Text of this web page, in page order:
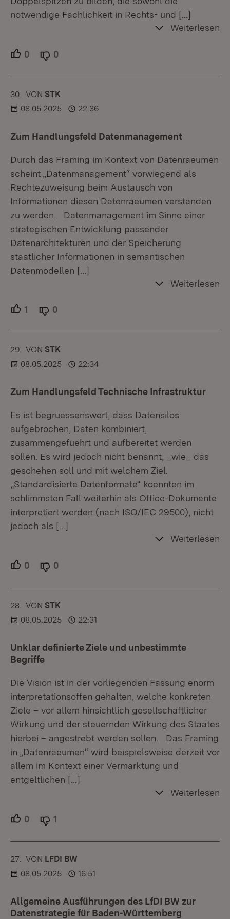
notwendige Fachlichkeit in Rechts- und […]
Weiterlesen
0 Unterstützer.
0
30. KOMMENTAR
VON :STK
08.05.2025
22:36
Zum Handlungsfeld Datenmanagement
Durch das Framing im Kontext von Datenraeumen
scheint „Datenmanagement“ vorwiegend als
Rechtezuweisung beim Austausch von
Informationen diesen Datenraeumen verstanden
zu werden. Datenmanagement im Sinne einer
strategischen Entwicklung passender
Datenarchitekturen und der Speicherung
staatlicher Informationen in semantischen
Datenmodellen […]
Weiterlesen
1 Unterstützer.
0
29. KOMMENTAR
VON :STK
08.05.2025
22:34
Zum Handlungsfeld Technische Infrastruktur
Es ist begruessenswert, dass Datensilos
aufgebrochen, Daten kombiniert,
zusammengefuehrt und aufbereitet werden
sollen. Es wird jedoch nicht benannt, _wie_ das
geschehen soll und mit welchem Ziel.
„Standardisierte Datenformate“ koennten im
schlimmsten Fall weiterhin als Office-Dokumente
interpretiert werden (nach ISO/IEC 29500), nicht
jedoch als […]
Weiterlesen
0 Unterstützer.
0
28. KOMMENTAR
VON :STK
08.05.2025
22:31
Unklar definierte Ziele und unbestimmte
Begriffe
Die Vision ist in der vorliegenden Fassung enorm
interpretationsoffen gehalten, welche konkreten
Ziele – vor allem hinsichtlich gesellschaftlicher
Wirkung und der steuernden Wirkung des Staates
hierbei – angestrebt werden sollen. Das Framing
in „Datenraeumen“ wird beispielsweise derzeit vor
allem im Kontext einer Vermarktung und
entgeltlichen […]
Weiterlesen
0 Unterstützer.
1
27. KOMMENTAR
VON :LFDI BW
08.05.2025
16:51
Allgemeine Ausführungen des LfDI BW zur
Datenstrategie für Baden-Württemberg